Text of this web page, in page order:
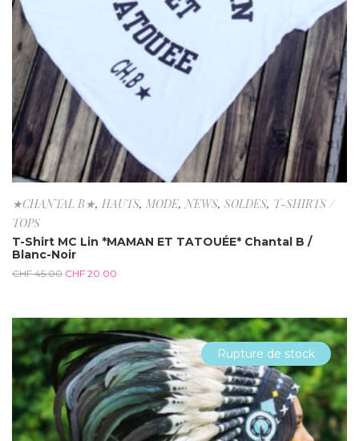
★CHANTAL B★, HAUTS, MODE,NEWS, SOLDES, T-SHIRTS /
TOPS
T-Shirt MC Lin *MAMAN ET TATOUÉE* Chantal B /
Blanc-Noir
CHF45.00 CHF 20.00
Rupture de stock